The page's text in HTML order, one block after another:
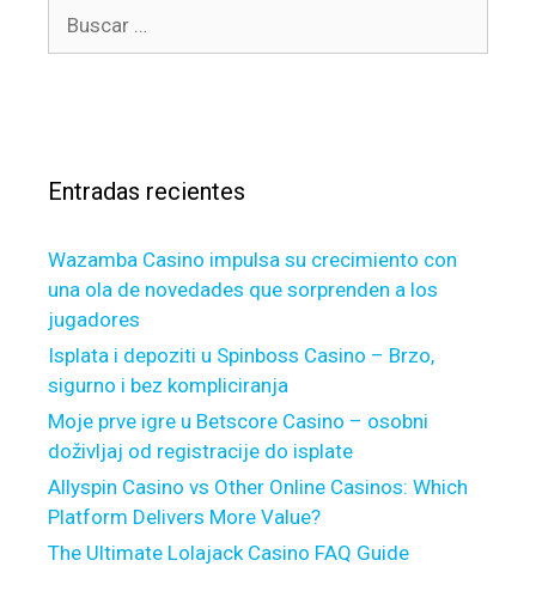
V
h
l
o
M
y
E
s
s
a
F
o
r
r
í
:Entradas recientes
Wazamba Casino impulsa su crecimiento con
una ola de novedades que sorprenden a los
jugadores
Isplata i depoziti u Spinboss Casino – Brzo,
sigurno i bez kompliciranja
Moje prve igre u Betscore Casino – osobni
doživljaj od registracije do isplate
Allyspin Casino vs Other Online Casinos: Which
Platform Delivers More Value?
The Ultimate Lolajack Casino FAQ Guide